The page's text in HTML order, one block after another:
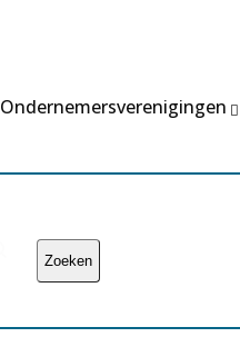
Ondernemersverenigingen